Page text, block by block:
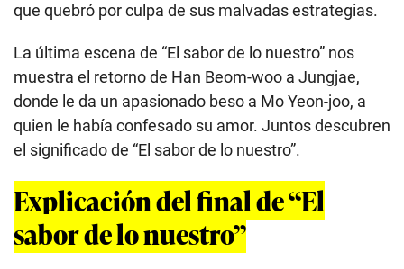
que quebró por culpa de sus malvadas estrategias.
La última escena de “El sabor de lo nuestro” nos
muestra el retorno de Han Beom-woo a Jungjae,
donde le da un apasionado beso a Mo Yeon-joo, a
quien le había confesado su amor. Juntos descubren
el significado de “El sabor de lo nuestro”.
Explicación del final de “El
sabor de lo nuestro”